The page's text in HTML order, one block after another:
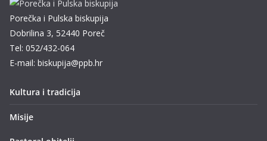
Porečka i Pulska biskupija
Dobrilina 3, 52440 Poreč
Tel: 052/432-064
E-mail: biskupija@ppb.hr
Kultura i tradicija
Misije